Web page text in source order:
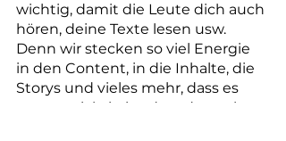
wichtig, damit die Leute dich auch
hören, deine Texte lesen usw.
Denn wir stecken so viel Energie
in den Content, in die Inhalte, die
Storys und vieles mehr, dass es
enorm wichtig ist, dass du auch